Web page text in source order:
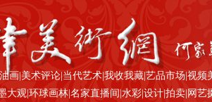
油画 |美术评论 当代艺术 |我收我藏 |艺品市场 |视频
大观 |环球画林 |名家直播间 |水彩 |设计 |拍卖 网艺